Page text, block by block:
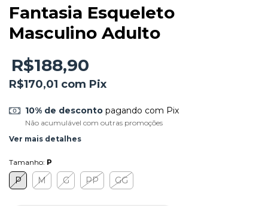
Fantasia Esqueleto
Masculino Adulto
R$188,90
R$170,01 com Pix
10% de descontopagando com Pix
Não acumulável com outras promoções
Ver mais detalhes
Tamanho: P
P M G PP GG